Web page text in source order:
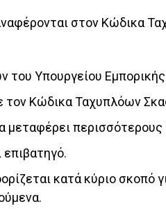
στον Κώδικα
Υπουργείου Εμπορικής
Κώδικα Ταχυπλόων
περισσότερους
κατά κύριο σκοπό